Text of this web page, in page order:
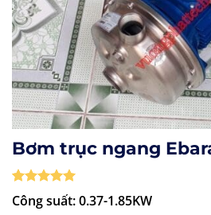
Bơm trục ngang
5trên 5
dựa trên
1
Công suất: 0.37-1.85KW